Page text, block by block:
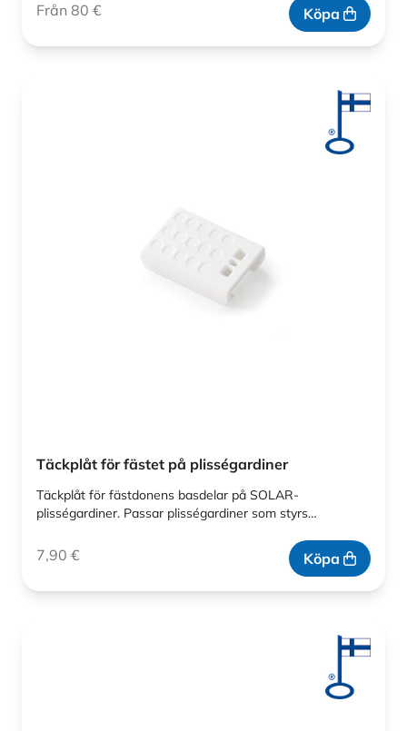
Från 80 € Köpa
Täckplåt för fästet på plisségardiner
Täckplåt för fästdonens basdelar på SOLAR-
plisségardiner. Passar plisségardiner som styrs…
7,90 € Köpa